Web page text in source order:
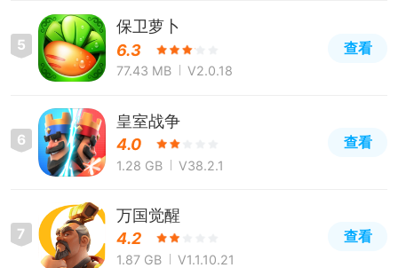
5
保卫萝卜
6.3
77.43 MB V2.0.18
查看
6
皇室战争
4.0
1.28 GB V38.2.1
查看
7
万国觉醒
4.2
1.87 GB V1.1.10.21
查看